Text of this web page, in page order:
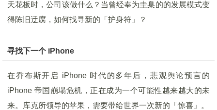
天花板时，公司该做什么？当曾经奉为圭臬的的发展模式变
得陈旧迂腐，如何找寻新的「护身符」？
寻找下一个 iPhone
在乔布斯开启 iPhone 时代的多年后，悲观舆论预言的
iPhone 帝国崩塌危机，正在成为一个可能性越来越大的未
来。库克所领导的苹果，需要带给世界一次新的「惊喜」。